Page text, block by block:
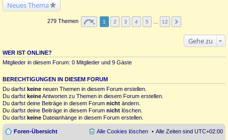
Neues Thema
279 Themen 1 2 3 4 5 12
Gehe zu
WER IST ONLINE?
Mitglieder in diesem Forum: 0 Mitglieder und 9 Gäste
BERECHTIGUNGEN IN DIESEM FORUM
Du darfst keine neuen Themen in diesem Forum erstellen.
Du darfst keineAntworten zu Themen in diesem Forum erstellen.
Du darfst deine Beiträge in diesem Forum nicht ändern.
Du darfst deine Beiträge in diesem Forum nicht löschen.
Du darfst keine Dateianhänge in diesem Forum erstellen.
Foren-Übersicht Alle Zeiten sind UTC+02:00
Alle Cookies löschen